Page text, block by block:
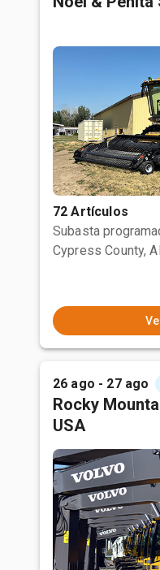
72 Artículos
Subasta
Cypress County,
26 ago - 27 ago
Rocky
USA